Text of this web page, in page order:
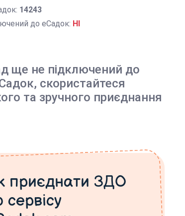
14243
до еСадок: НІ
ще не підключений до
скористайтеся
та зручного приєднання
приєднати ЗДО
сервісу